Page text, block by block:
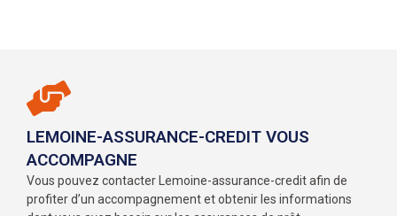
LEMOINE-ASSURANCE-CREDIT VOUS
ACCOMPAGNE
Vous pouvez contacter Lemoine-assurance-credit afin de
profiter d’un accompagnement et obtenir les informations